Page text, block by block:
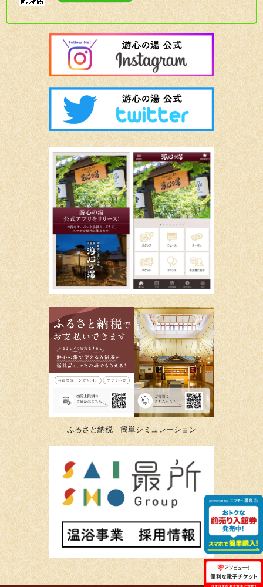
ふるさと納税 簡単シミュレーション